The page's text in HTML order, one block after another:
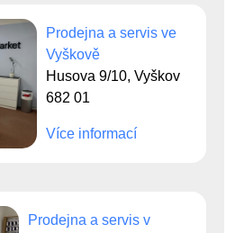
Prodejna a servis ve
Vyškově
Husova 9/10, Vyškov
682 01
Více informací
Prodejna a servis v